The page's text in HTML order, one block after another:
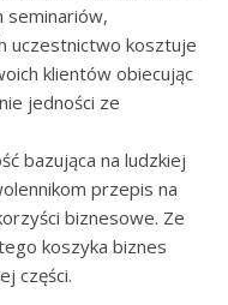
seminariów,
uczestnictwo kosztuje
klientów obiecując
jedności ze
bazująca na ludzkiej
przepis na
biznesowe. Ze
koszyka biznes
części.